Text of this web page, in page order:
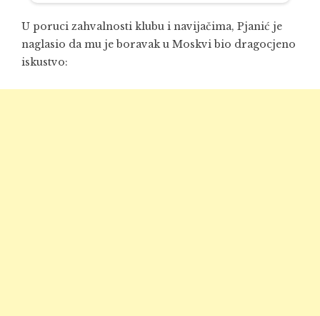
U poruci zahvalnosti klubu i navijačima, Pjanić je
naglasio da mu je boravak u Moskvi bio dragocjeno
iskustvo: